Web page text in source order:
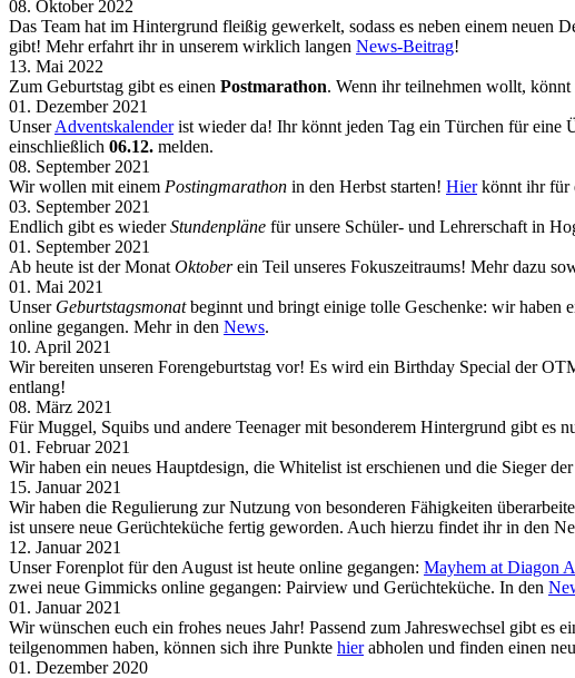
08. Oktober 2022
Das Team hat im Hintergrund fleißig gewerkelt, sodass es neben einem neuen
gibt! Mehr erfahrt ihr in unserem wirklich langen News-Beitrag!
13. Mai 2022
Zum Geburtstag gibt es einen Postmarathon. Wenn ihr teilnehmen wollt, könnt
01. Dezember 2021
UnserAdventskalenderist wieder da! Ihr könnt jeden Tag ein Türchen für eine
einschließlich 06.12. melden.
08. September 2021
Wir wollen mit einem Postingmarathon in den Herbst starten! Hierkönnt ihr für
03. September 2021
Endlich gibt es wiederStundenpläne für unsere Schüler- und Lehrerschaft in
01. September 2021
Ab heute ist der Monat Oktoberein Teil unseres Fokuszeitraums! Mehr dazu
01. Mai 2021
Unser Geburtstagsmonatbeginnt und bringt einige tolle Geschenke: wir haben
online gegangen. Mehr in den News.
10. April 2021
Wir bereiten unseren Forengeburtstag vor! Es wird ein Birthday Special der
entlang!
08. März 2021
Für Muggel, Squibs und andere Teenager mit besonderem Hintergrund gibt
01. Februar 2021
Wir haben ein neues Hauptdesign, die Whitelist ist erschienen und die Sieger
15. Januar 2021
Wir haben die Regulierung zur Nutzung von besonderen Fähigkeiten
ist unsere neue Gerüchteküche fertig geworden. Auch hierzu findet ihr in den
12. Januar 2021
Unser Forenplot für den August ist heute online gegangen: Mayhem at Diagon
zwei neue Gimmicks online gegangen: Pairview und Gerüchteküche. In den
01. Januar 2021
Wir wünschen euch ein frohes neues Jahr! Passend zum Jahreswechsel gibt es
teilgenommen haben, können sich ihre Punkte hierabholen und finden einen
01. Dezember 2020